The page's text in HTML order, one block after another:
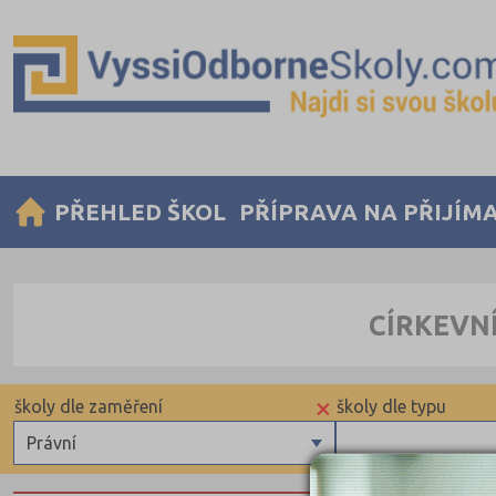
PŘEHLED ŠKOL PŘÍPRAVA NA
školy dle typu
×
Právní
školy dle zaměření